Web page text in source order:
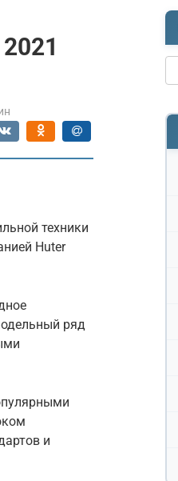
техники
Huter
ряд
и